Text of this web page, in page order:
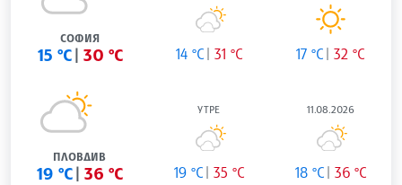
СОФИЯ
15 °C 30 °C 14 °C 31 °C 17 °C 32 °C
ПЛОВДИВ
19 °C 36 °C
УТРЕ
19 °C 35 °C
11.08.2026
18 °C 36 °C